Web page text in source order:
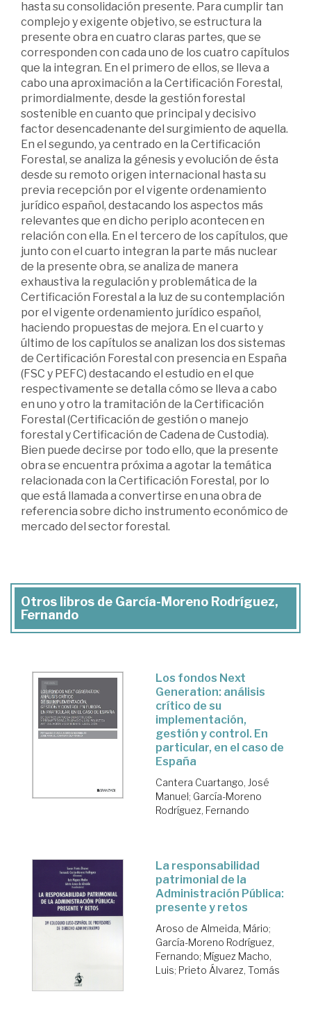
hasta su consolidación presente. Para cumplir tan
complejo y exigente objetivo, se estructura la
presente obra en cuatro claras partes, que se
corresponden con cada uno de los cuatro capítulos
que la integran. En el primero de ellos, se lleva a
cabo una aproximación a la Certificación Forestal,
primordialmente, desde la gestión forestal
sostenible en cuanto que principal y decisivo
factor desencadenante del surgimiento de aquella.
En el segundo, ya centrado en la Certificación
Forestal, se analiza la génesis y evolución de ésta
desde su remoto origen internacional hasta su
previa recepción por el vigente ordenamiento
jurídico español, destacando los aspectos más
relevantes que en dicho periplo acontecen en
relación con ella. En el tercero de los capítulos, que
junto con el cuarto integran la parte más nuclear
de la presente obra, se analiza de manera
exhaustiva la regulación y problemática de la
Certificación Forestal a la luz de su contemplación
por el vigente ordenamiento jurídico español,
haciendo propuestas de mejora. En el cuarto y
último de los capítulos se analizan los dos sistemas
de Certificación Forestal con presencia en España
(FSC y PEFC) destacando el estudio en el que
respectivamente se detalla cómo se lleva a cabo
en uno y otro la tramitación de la Certificación
Forestal (Certificación de gestión o manejo
forestal y Certificación de Cadena de Custodia).
Bien puede decirse por todo ello, que la presente
obra se encuentra próxima a agotar la temática
relacionada con la Certificación Forestal, por lo
que está llamada a convertirse en una obra de
referencia sobre dicho instrumento económico de
mercado del sector forestal.
Otros libros de García-Moreno Rodríguez,
Fernando
Los fondos Next
Generation: análisis
crítico de su
implementación,
gestión y control. En
particular, en el caso de
España
Cantera Cuartango, José
Manuel; García-Moreno
Rodríguez, Fernando
La responsabilidad
patrimonial de la
Administración Pública:
presente y retos
Aroso de Almeida, Mário;
García-Moreno Rodríguez,
Fernando; Míguez Macho,
Luis; Prieto Álvarez, Tomás